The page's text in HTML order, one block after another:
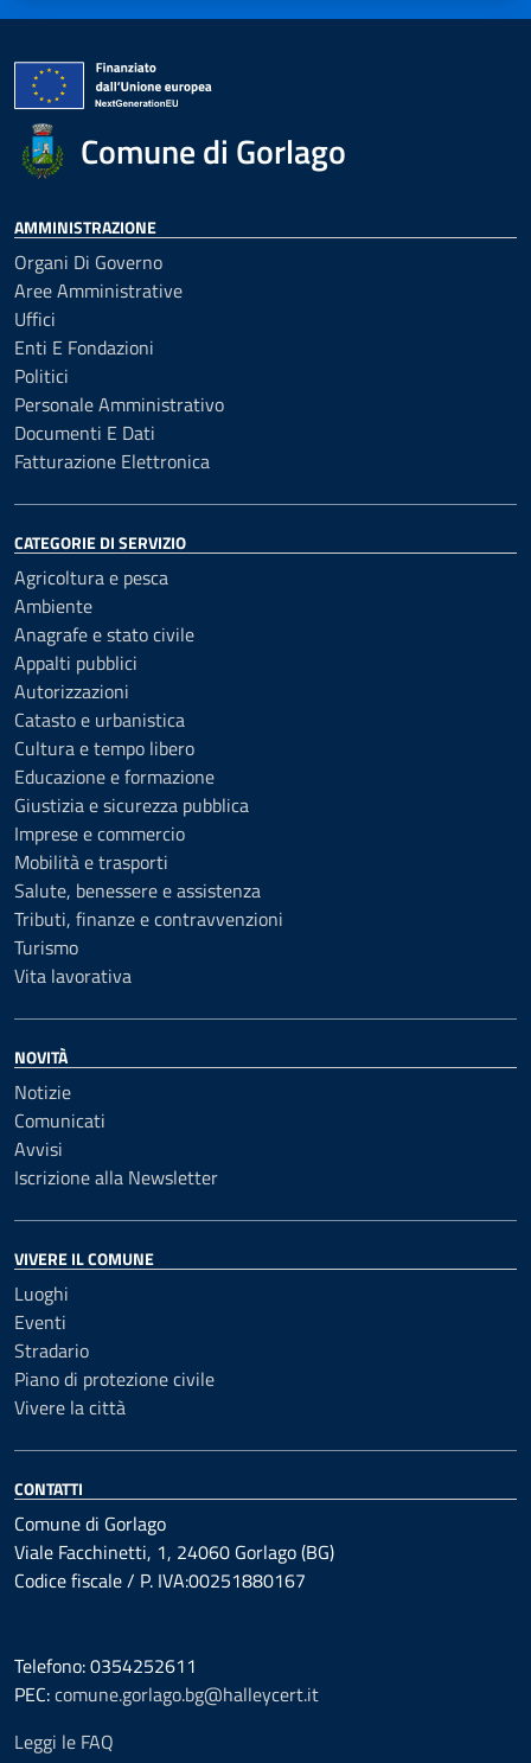
Comune di Gorlago
AMMINISTRAZIONE
Organi Di Governo
Aree Amministrative
Uffici
Enti E Fondazioni
Politici
Personale Amministrativo
Documenti E Dati
Fatturazione Elettronica
CATEGORIE DI SERVIZIO
Agricoltura e pesca
Ambiente
Anagrafe e stato civile
Appalti pubblici
Autorizzazioni
Catasto e urbanistica
Cultura e tempo libero
Educazione e formazione
Giustizia e sicurezza pubblica
Imprese e commercio
Mobilità e trasporti
Salute, benessere e assistenza
Tributi, finanze e contravvenzioni
Turismo
Vita lavorativa
NOVITÀ
Notizie
Comunicati
Avvisi
Iscrizione alla Newsletter
VIVERE IL COMUNE
Luoghi
Eventi
Stradario
Piano di protezione civile
Vivere la città
CONTATTI
Comune di Gorlago
Viale Facchinetti, 1, 24060 Gorlago (BG)
Codice fiscale / P. IVA:00251880167
Telefono: 0354252611
PEC:comune.gorlago.bg@halleycert.it
Leggi le FAQ